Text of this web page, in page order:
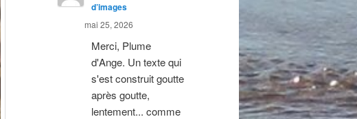
d’images
mai 25, 2026
Merci, Plume
d'Ange. Un texte qui
s'est construit goutte
après goutte,
lentement... comme